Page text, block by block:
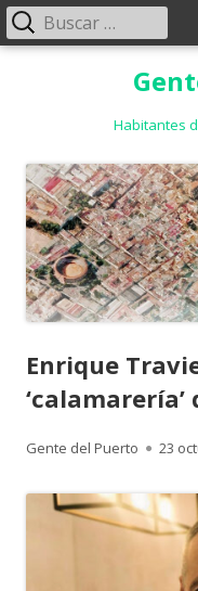
Habitantes
Menú
Enrique
‘calamarería’
Autor
Gente del Puerto 23